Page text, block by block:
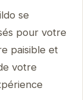
se
pour votre
paisible et
votre